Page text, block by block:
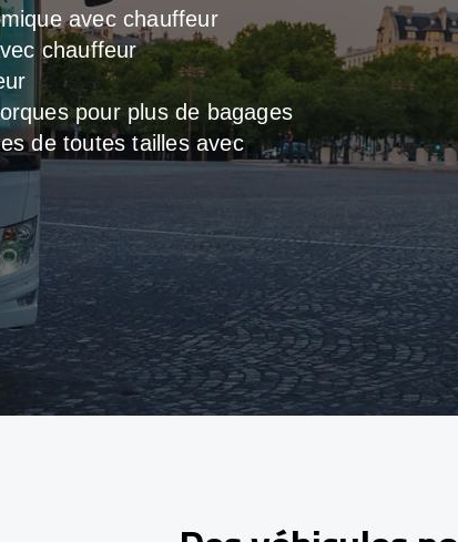
avec chauffeur
chauffeur
pour plus de bagages
de toutes tailles avec